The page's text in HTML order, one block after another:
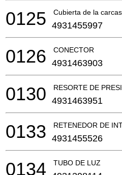
Cubierta de la
0125 4931455997
CONECTOR
0126 4931463903
RESORTE DE
0130 4931463951
RETENEDOR DE
0133 4931455526
TUBO DE LUZ
0134